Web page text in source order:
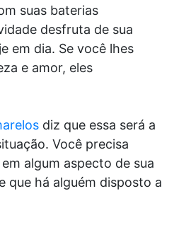
suas baterias
desfruta de sua
em dia. Se você lhes
e amor, eles
diz que essa será a
Você precisa
algum aspecto de sua
que há alguém disposto a